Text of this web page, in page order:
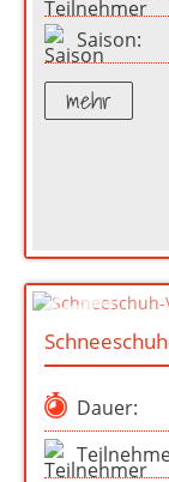
Saison:
mehr
Dauer: